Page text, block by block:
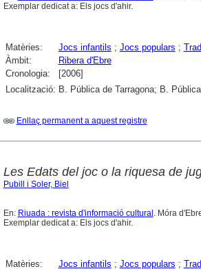
Exemplar dedicat a: Els jocs d'ahir.
Matèries: Jocs infantils ; Jocs populars ;
Àmbit:
Ribera d'Ebre
Cronologia:
[2006]
Localització: B. Pública de Tarragona; B.
Enllaç permanent a aquest registre
Les Edats del joc o la riquesa de
Pubill i Soler, Biel
En: Riuada : revista d'informació cultural . Móra
Exemplar dedicat a: Els jocs d'ahir.
Matèries: Jocs infantils ; Jocs populars ;